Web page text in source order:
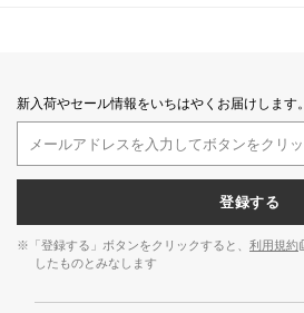
新入荷やセール情報をいちはやくお届けします。
登録する
※「登録する」ボタンをクリックすると、 利用規約
したものとみなします